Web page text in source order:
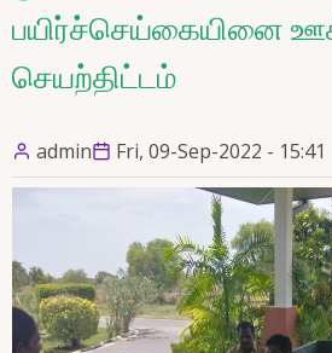
பயிர்ச்செய்கையினை
செயற்திட்டம்
admin Fri, 09-Sep-2022 - 15:41